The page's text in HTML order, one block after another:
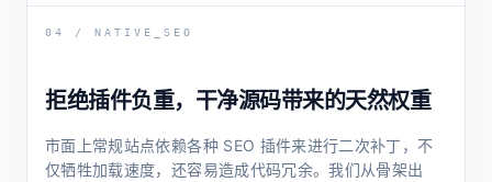
04 / NATIVE_SEO
拒绝插件负重，干净源码带来的天然权重
市面上常规站点依赖各种 SEO 插件来进行二次补丁，不
仅牺牲加载速度，还容易造成代码冗余。我们从骨架出